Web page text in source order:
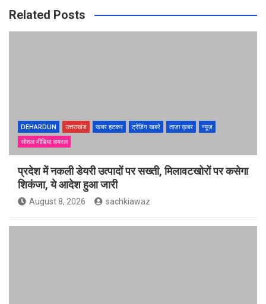
Related Posts
DEHARDUN उत्तराखंड खबर हटकर ट्रेंडिंग खबरें ताज़ा ख़बर
न्यूज़
सोशल मीडिया वायरल
प्रदेश में नकली डेयरी उत्पादों पर सख्ती, मिलावटखोरों पर कसेगा
शिकंजा, ये आदेश हुआ जारी
August 8, 2026 sachkiawaz